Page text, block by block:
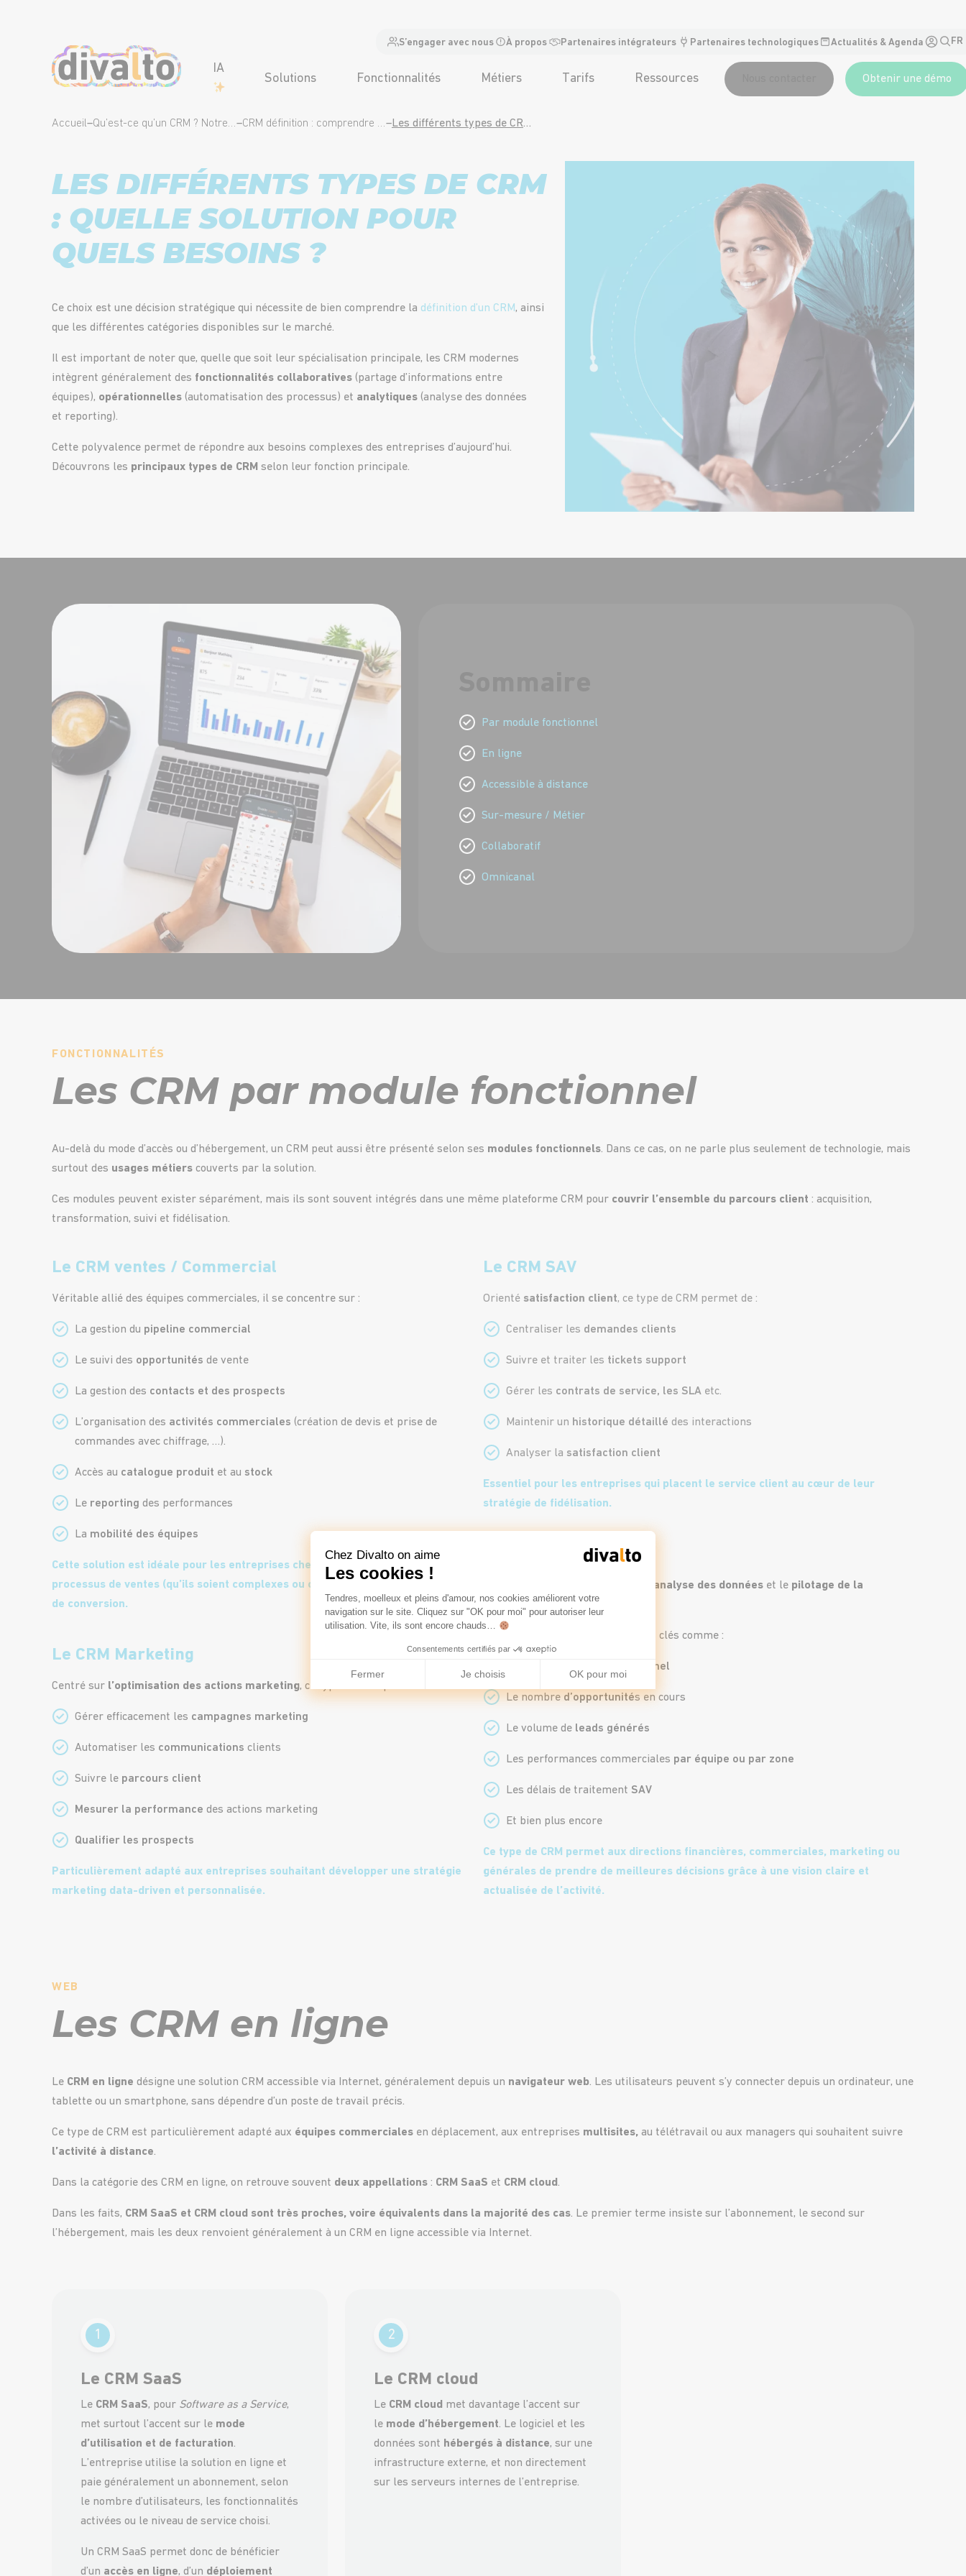
IA
Solutions Fonctionnalités Métiers Tarifs Ressources Obtenir une démo
S’engager avec nous À propos Partenaires intégrateurs Partenaires technologiques Actualités & Agenda FR
Accueil– Qu’est-ce qu’un CRM ? Notre guide complet sur les logiciels CRM.– CRM définition : comprendre concrètement la gestion de la relation client– Les différents types de CRM : quelle solution pour quels besoins ?
LES DIFFÉRENTS TYPES DE CRM
: QUELLE SOLUTION POUR
QUELS BESOINS ?
Ce choix est une décision stratégique qui nécessite de bien comprendre la définition d’un CRM, ainsi
que les différentes catégories disponibles sur le marché.
Il est important de noter que, quelle que soit leur spécialisation principale, les CRM modernes
intègrent généralement des fonctionnalités collaboratives (partage d’informations entre
équipes), opérationnelles (automatisation des processus) et analytiques (analyse des données
et reporting).
Cette polyvalence permet de répondre aux besoins complexes des entreprises d’aujourd’hui.
Découvrons les principaux types de CRM selon leur fonction principale.
Par module fonctionnel
En ligne
Accessible à distance
Sur-mesure / Métier
Collaboratif
Omnicanal
FONCTIONNALITÉS
Les CRM par module fonctionnel
Au-delà du mode d’accès ou d’hébergement, un CRM peut aussi être présenté selon ses modules fonctionnels. Dans ce cas, on ne parle plus seulement de technologie, mais
surtout des usages métiers couverts par la solution.
Ces modules peuvent exister séparément, mais ils sont souvent intégrés dans une même plateforme CRM pour couvrir l’ensemble du parcours client : acquisition,
transformation, suivi et fidélisation.
Le CRM ventes / Commercial
Véritable allié des équipes commerciales, il se concentre sur :
La gestion du pipeline commercial
Le suivi des opportunités de vente
La gestion des contacts et des prospects
L’organisation des activités commerciales (création de devis et prise de
commandes avec chiffrage, …).
Accès au catalogue produit et au stock
Le reporting des performances
La mobilité des équipes
Cette solution est idéale pour les entreprises cherchant à optimiser leur
processus de ventes (qu’ils soient complexes ou courts) et à augmenter leur taux
de conversion.
Le CRM Marketing
Centré sur l’optimisation des actions marketing, ce type de CRM permet de :
Gérer efficacement les campagnes marketing
Automatiser les communications clients
Suivre le parcours client
Mesurer la performance des actions marketing
Qualifier les prospects
Particulièrement adapté aux entreprises souhaitant développer une stratégie
marketing data-driven et personnalisée.
Le CRM SAV
Orienté satisfaction client, ce type de CRM permet de :
Centraliser les demandes clients
Suivre et traiter les tickets support
Gérer les contrats de service, les SLA etc.
Maintenir un historique détaillé des interactions
Analyser la satisfaction client
Essentiel pour les entreprises qui placent le service client au cœur de leur
stratégie de fidélisation.
Le CRM reporting
l’analyse des données et le pilotage de la
performance.
Il permet de suivre des indicateurs clés comme :
prévisionnel
Le nombre d’opportunités en cours
Le volume de leads générés
Les performances commerciales par équipe ou par zone
Les délais de traitement SAV
Et bien plus encore
Ce type de CRM permet aux directions financières, commerciales, marketing ou
générales de prendre de meilleures décisions grâce à une vision claire et
actualisée de l’activité.
WEB
Les CRM en ligne
Le CRM en ligne désigne une solution CRM accessible via Internet, généralement depuis un navigateur web. Les utilisateurs peuvent s’y connecter depuis un ordinateur, une
tablette ou un smartphone, sans dépendre d’un poste de travail précis.
Ce type de CRM est particulièrement adapté aux équipes commerciales en déplacement, aux entreprises multisites, au télétravail ou aux managers qui souhaitent suivre
l’activité à distance.
Dans la catégorie des CRM en ligne, on retrouve souvent deux appellations : CRM SaaS et CRM cloud.
Dans les faits, CRM SaaS et CRM cloud sont très proches, voire équivalents dans la majorité des cas. Le premier terme insiste sur l’abonnement, le second sur
l’hébergement, mais les deux renvoient généralement à un CRM en ligne accessible via Internet.
1
Le CRM SaaS
Le CRM SaaS, pour Software as a Service,
met surtout l’accent sur le mode
d’utilisation et de facturation.
L’entreprise utilise la solution en ligne et
paie généralement un abonnement, selon
le nombre d’utilisateurs, les fonctionnalités
activées ou le niveau de service choisi.
Un CRM SaaS permet donc de bénéficier
d’un accès en ligne, d’un déploiement
2
Le CRM cloud
Le CRM cloud met davantage l’accent sur
le mode d’hébergement. Le logiciel et les
données sont hébergés à distance, sur une
infrastructure externe, et non directement
sur les serveurs internes de l’entreprise.
Chez Divalto on aime
Les cookies !
Plateforme de Gestion du Consentement : Personnalisez vos Options
Tendres, moelleux et pleins d'amour, nos cookies améliorent votre
navigation sur le site. Cliquez sur "OK pour moi" pour autoriser leur
utilisation. Vite, ils sont encore chauds…
Consentements certifiés par
Fermer Je choisis OK pour moi
Axeptio consent